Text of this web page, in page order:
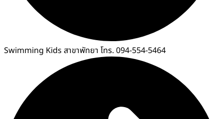
Swimming Kids สาขาพัทยา โทร. 094-554-5464